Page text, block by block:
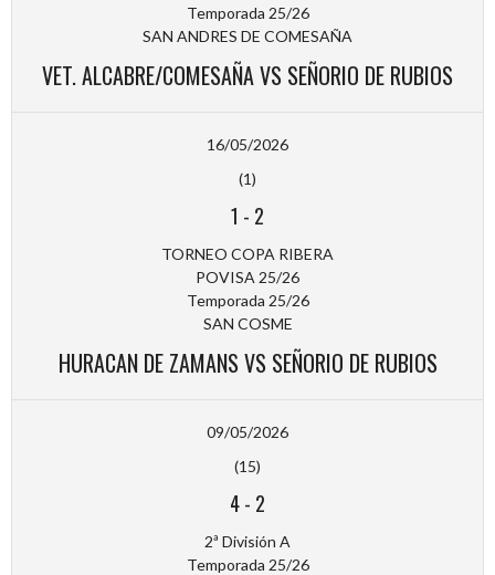
Temporada 25/26
SAN ANDRES DE COMESAÑA
VET. ALCABRE/COMESAÑA VS SEÑORIO DE RUBIOS
16/05/2026
(1)
1 - 2
TORNEO COPA RIBERA
POVISA 25/26
Temporada 25/26
SAN COSME
HURACAN DE ZAMANS VS SEÑORIO DE RUBIOS
09/05/2026
(15)
4- 2
2ª División A
Temporada 25/26